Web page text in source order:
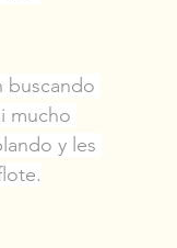
buscando
mucho
y les